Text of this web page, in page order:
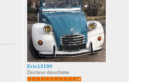
Eric13190
Docteur deuchiste